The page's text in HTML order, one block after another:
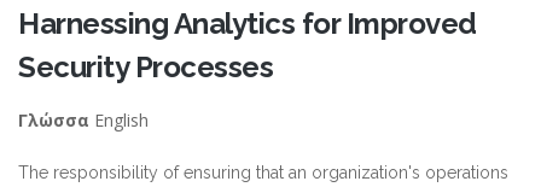
Harnessing Analytics for Improved
Security Processes
Γλώσσα English
The responsibility of ensuring that an organization's operations